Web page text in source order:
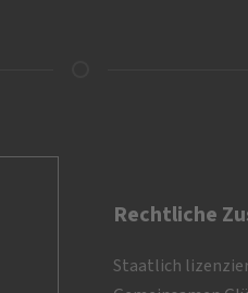
Rechtliche
Staatlich